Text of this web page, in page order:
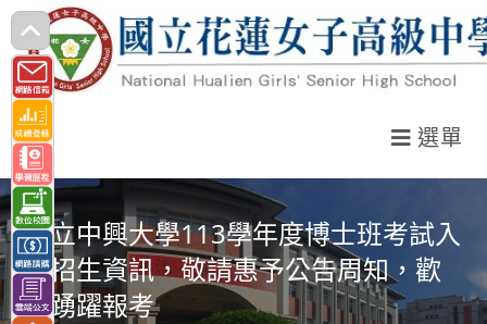
跳
轉
至
主
要
內
容
選單
國立中興大學113學年度博士班考試入
學招生資訊，敬請惠予公告周知，歡
迎踴躍報考